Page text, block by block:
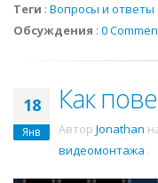
Теги : Вопросы и ответы
Обсуждения : 0
18
Янв
Как
Автор Jonathan
видеомонтажа .